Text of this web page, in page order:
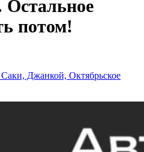
потом!
Джанкой, Октябрьское